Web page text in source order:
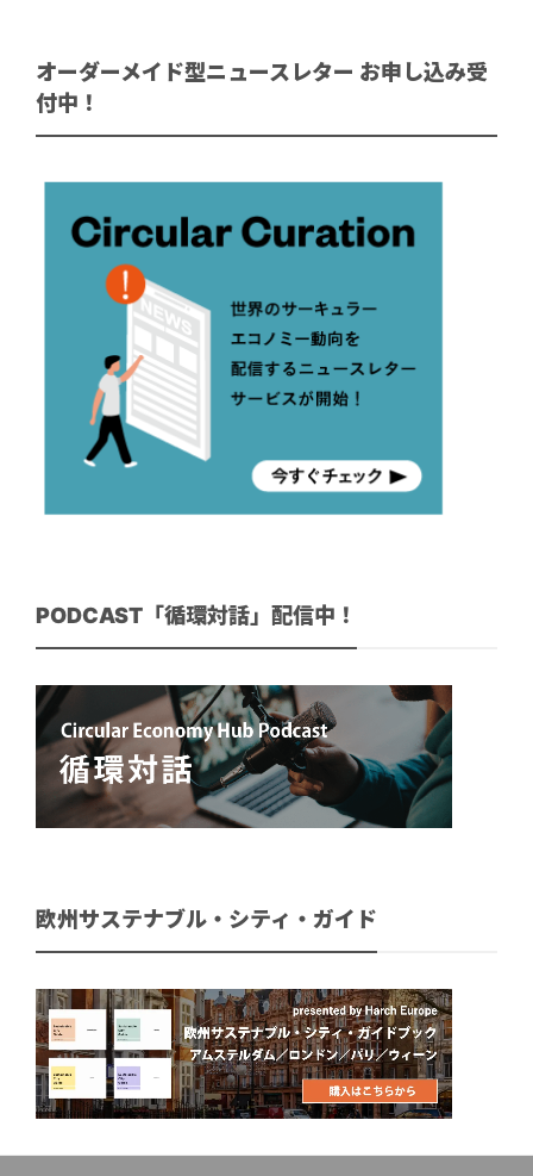
オーダーメイド型ニュースレター お申し込み受
付中！
PODCAST「循環対話」配信中！
欧州サステナブル・シティ・ガイド